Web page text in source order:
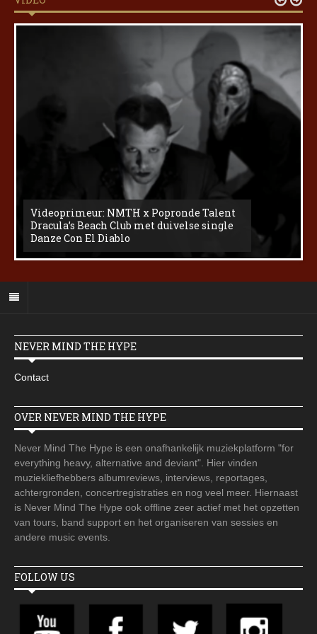
Videoprimeur: NMTH x Popronde Talent
Dracula’s Beach Club met duivelse single
Danze Con El Diablo
NEVER MIND THE HYPE
Contact
OVER NEVER MIND THE HYPE
Never Mind The Hype is een onafhankelijk muziekplatform "for
everything heavy, alternative and deviant". Hier vinden
muziekliefhebbers albumreviews, interviews, reportages,
achtergronden, concertregistraties en nog veel meer. Hiernaast
is Never Mind The Hype ook offline zeer actief met het opzetten
van tours, band support en het organiseren van sessies en
andere music events.
FOLLOW US